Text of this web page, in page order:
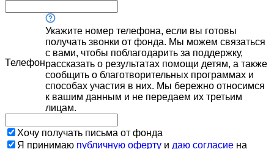
Телефон
Укажите номер телефона, если вы готовы
получать звонки от фонда. Мы можем связаться
с вами, чтобы поблагодарить за поддержку,
рассказать о результатах помощи детям, а также
сообщить о благотворительных программах и
способах участия в них. Мы бережно относимся
к вашим данным и не передаем их третьим
лицам.
Хочу получать письма от фонда
Я принимаю публичную оферту и даю согласие на